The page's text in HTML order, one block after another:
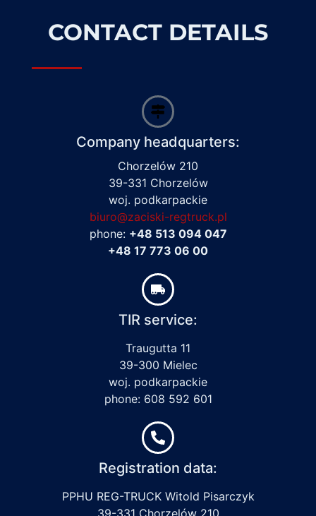
CONTACT DETAILS
Company headquarters:
Chorzelów 210
39-331 Chorzelów
woj. podkarpackie
biuro@zaciski-regtruck.pl
phone: +48 513 094 047
+48 17 773 06 00
TIR service:
Traugutta 11
39-300 Mielec
woj. podkarpackie
phone: 608 592 601
Registration data:
PPHU REG-TRUCK Witold Pisarczyk
39-331 Chorzelów 210